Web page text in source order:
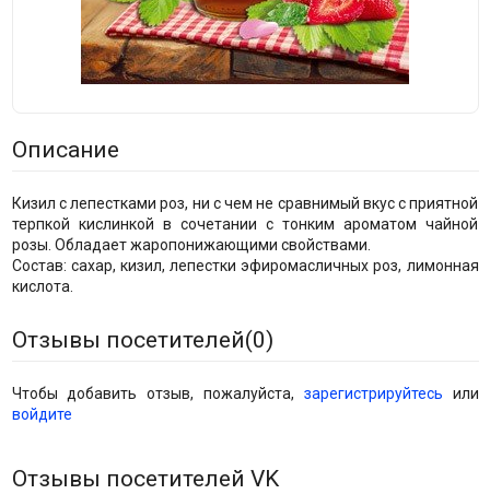
Описание
Кизил с лепестками роз, ни с чем не сравнимый вкус с приятной
терпкой кислинкой в сочетании с тонким ароматом чайной
розы. Обладает жаропонижающими свойствами.
Состав: сахар, кизил, лепестки эфиромасличных роз, лимонная
кислота.
Отзывы посетителей(0)
Чтобы добавить отзыв, пожалуйста, зарегистрируйтесь или
войдите
Отзывы посетителей VK